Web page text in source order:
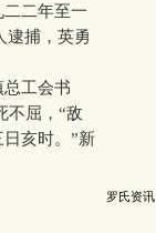
二年至一
逮捕，英勇
工会书
不屈，“敌
亥时。”新
罗氏资讯